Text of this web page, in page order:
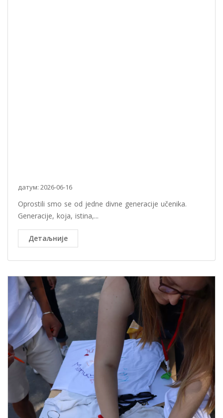
датум: 2026-06-16
Oprostili smo se od jedne divne generacije učenika.
Generacije, koja, istina,...
Детаљније